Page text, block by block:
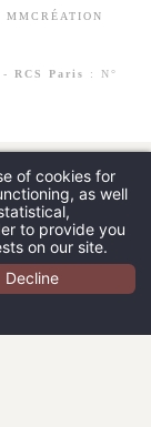
MMCRÉATION
- RCS Paris
: N°
of cookies for
as well
to provide you
on our site.
Decline